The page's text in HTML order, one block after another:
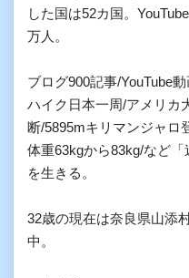
した国は52カ国。
万人。
ブログ900記事/YouTube
ハイク日本一周/アメリカ
断/5895mキリマンジャロ
体重63kgから83kg/など
を生きる。
32歳の現在は奈良県山添
中。